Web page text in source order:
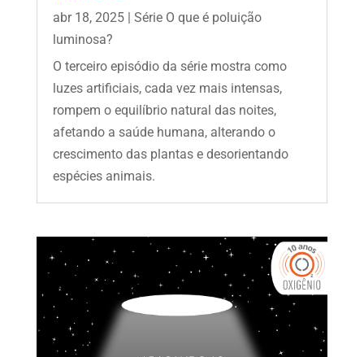
abr 18, 2025| Série O que é poluição
luminosa?
O terceiro episódio da série mostra como
luzes artificiais, cada vez mais intensas,
rompem o equilíbrio natural das noites,
afetando a saúde humana, alterando o
crescimento das plantas e desorientando
espécies animais.